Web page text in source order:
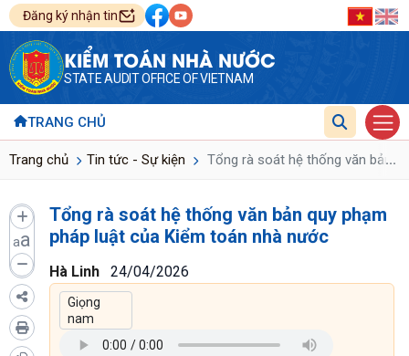
Đăng ký nhận tin
KIỂM TOÁN NHÀ NƯỚC
STATE AUDIT OFFICE OF VIETNAM
TRANG CHỦ
Trang chủ Tin tức - Sự kiện Tổng rà soát hệ thống văn bản...
aa
Tổng rà soát hệ thống văn bản quy phạm
pháp luật của Kiểm toán nhà nước
Hà Linh 24/04/2026